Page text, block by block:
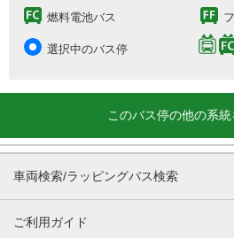
燃料電池バス
選択中のバス停
このバス停の他の系統
車両検索/ラッピングバス検索
ご利用ガイド